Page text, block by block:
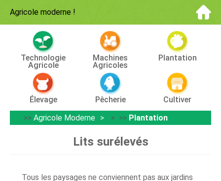
Agricole moderne !
Technologie
Agricole
Machines
Agricoles
Plantation
Élevage Pêcherie
Cultiver
>> Agricole Moderne > >> Plantation
Lits surélevés
Tous les paysages ne conviennent pas aux jardins